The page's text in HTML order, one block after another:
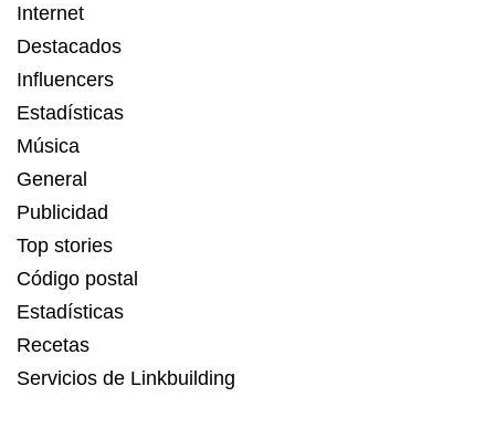
Internet
Destacados
Influencers
Estadísticas
Música
General
Publicidad
Top stories
Código postal
Estadísticas
Recetas
Servicios de Linkbuilding